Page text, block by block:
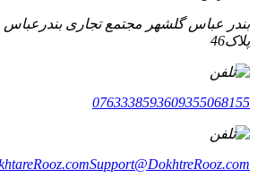
بندر عباس گلشهر مجتمع تجاری
پلاک46
0763338593609355068155
Support@DokhtreRooz.com